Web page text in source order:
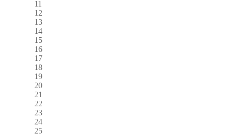
11
12
13
14
15
16
17
18
19
20
21
22
23
24
25